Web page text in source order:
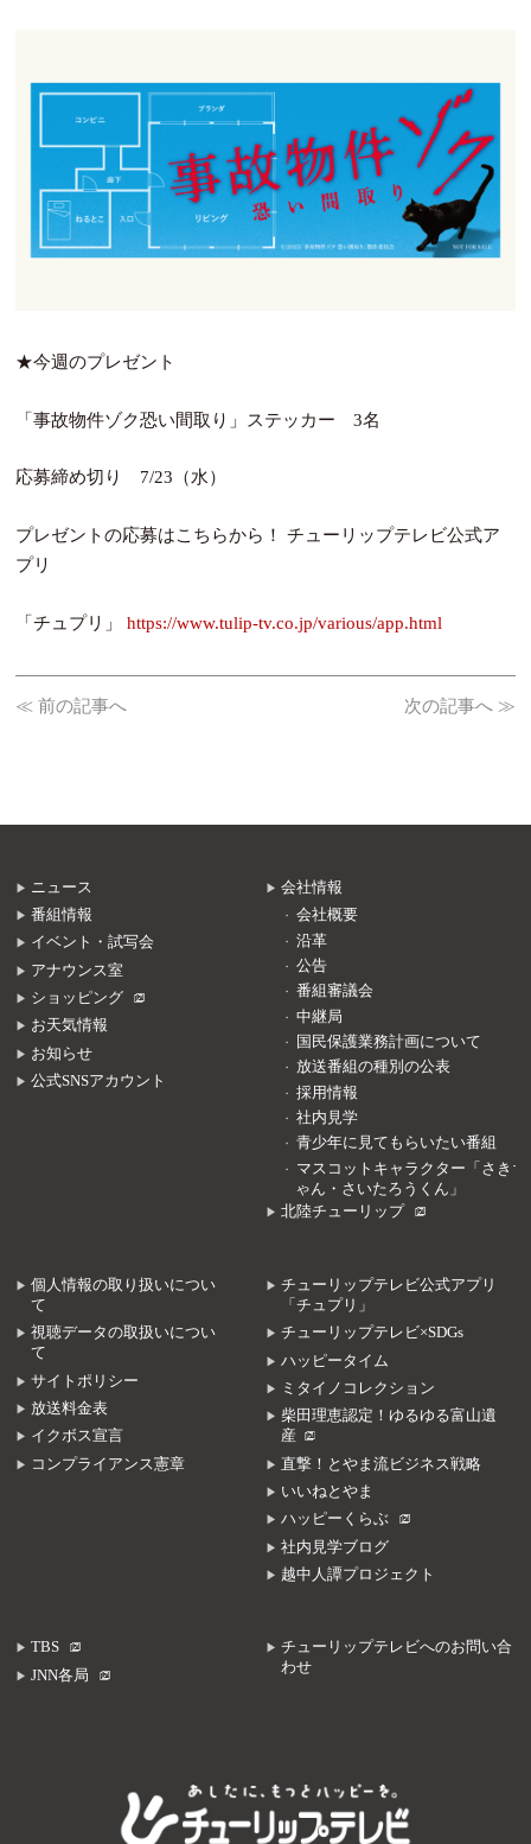
★今週のプレゼント
「事故物件ゾク恐い間取り」ステッカー 3名
応募締め切り 7/23（水）
プレゼントの応募はこちらから！ チューリップテレビ公式ア
プリ
「チュプリ」 https://www.tulip-tv.co.jp/various/app.html
≪ 前の記事へ 次の記事へ ≫
ニュース
番組情報
イベント・試写会
アナウンス室
ショッピング
お天気情報
お知らせ
公式SNSアカウント
会社情報
会社概要
沿革
公告
番組審議会
中継局
国民保護業務計画について
放送番組の種別の公表
採用情報
社内見学
青少年に見てもらいたい番組
マスコットキャラクター「さきち
ゃん・さいたろうくん」
北陸チューリップ
個人情報の取り扱いについ
て
視聴データの取扱いについ
て
サイトポリシー
放送料金表
イクボス宣言
コンプライアンス憲章
チューリップテレビ公式アプリ
「チュプリ」
チューリップテレビ×SDGs
ハッピータイム
ミタイノコレクション
柴田理恵認定！ゆるゆる富山遺
産
直撃！とやま流ビジネス戦略
いいねとやま
ハッピーくらぶ
社内見学ブログ
越中人譚プロジェクト
TBS
JNN各局
チューリップテレビへのお問い合
わせ